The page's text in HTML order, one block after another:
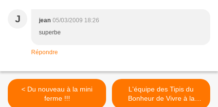
J jean 05/03/2009 18:26
superbe
Répondre
< Du nouveau à la mini
ferme !!!
L'équipe des Tipis du
Bonheur de Vivre à la